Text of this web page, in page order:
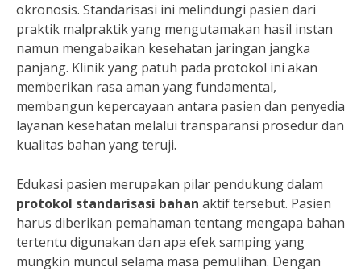
okronosis. Standarisasi ini melindungi pasien dari
praktik malpraktik yang mengutamakan hasil instan
namun mengabaikan kesehatan jaringan jangka
panjang. Klinik yang patuh pada protokol ini akan
memberikan rasa aman yang fundamental,
membangun kepercayaan antara pasien dan penyedia
layanan kesehatan melalui transparansi prosedur dan
kualitas bahan yang teruji.
Edukasi pasien merupakan pilar pendukung dalam
protokol standarisasi bahan aktif tersebut. Pasien
harus diberikan pemahaman tentang mengapa bahan
tertentu digunakan dan apa efek samping yang
mungkin muncul selama masa pemulihan. Dengan